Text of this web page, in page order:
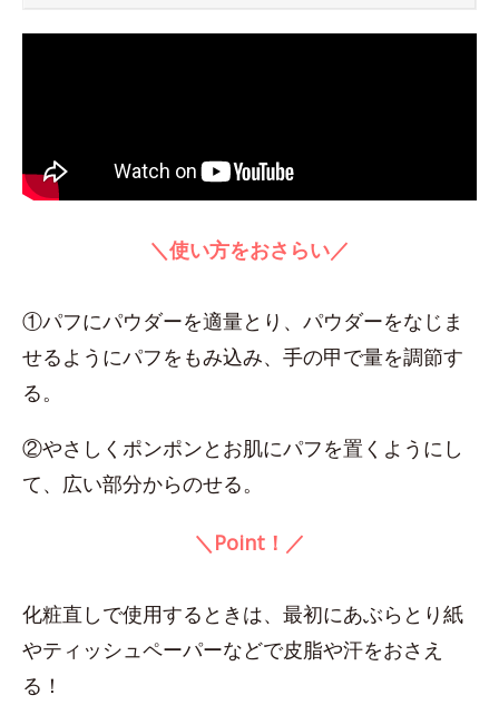
＼使い方をおさらい／
①パフにパウダーを適量とり、パウダーをなじま
せるようにパフをもみ込み、手の甲で量を調節す
る。
②やさしくポンポンとお肌にパフを置くようにし
て、広い部分からのせる。
＼Point！／
化粧直しで使用するときは、最初にあぶらとり紙
やティッシュペーパーなどで皮脂や汗をおさえ
る！